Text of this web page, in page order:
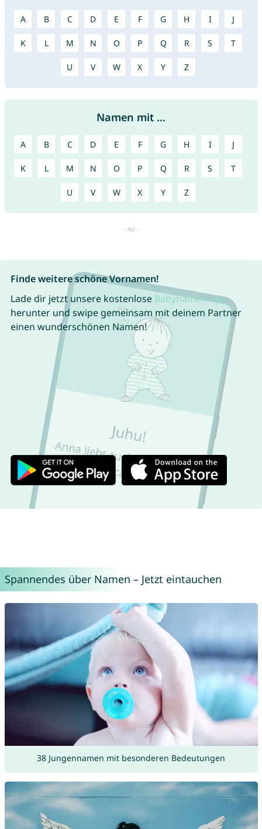
A B C D E F G H I J
K L M N O P Q R S T
U V W X Y Z
Namen mit ...
A B C D E F G H I J
K L M N O P Q R S T
U V W X Y Z
Finde weitere schöne Vornamen!
Lade dir jetzt unsere kostenlose Babynamen App
herunter und swipe gemeinsam mit deinem Partner
einen wunderschönen Namen!
Spannendes über Namen – Jetzt eintauchen
38 Jungennamen mit besonderen Bedeutungen